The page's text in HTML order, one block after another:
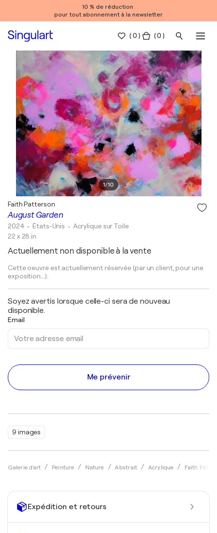
10 % de réduction
pour tout abonnement à la newsletter
(0 ) ( 0 )
1/10
9 images
Galerie d'art Peinture Nature Abstrait Acrylique Faith
August Garden
Faith Patterson
2024 • États-Unis • Acrylique sur Toile
22 x 28 in
Actuellement non disponible à la vente
Cette oeuvre est actuellement réservée (par un client, pour une
exposition...).
Soyez avertis lorsque celle-ci sera de nouveau
disponible.
Email
Me prévenir
Expédition et retours